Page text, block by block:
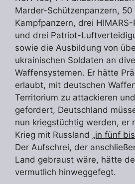
Marder-Schützenpanzern,
Kampfpanzern, drei
und drei Patriot-
sowie die Ausbildung von
ukrainischen Soldaten an
Waffensystemen. Er hätte
erlaubt, mit deutschen
Territorium zu attackieren
gefordert, Deutschland
nun kriegstüchtig werden, er
Krieg mit Russland „in fünf
Der Aufschrei, der
Land gebraust wäre, hätte
vermutlich hinweggefegt.